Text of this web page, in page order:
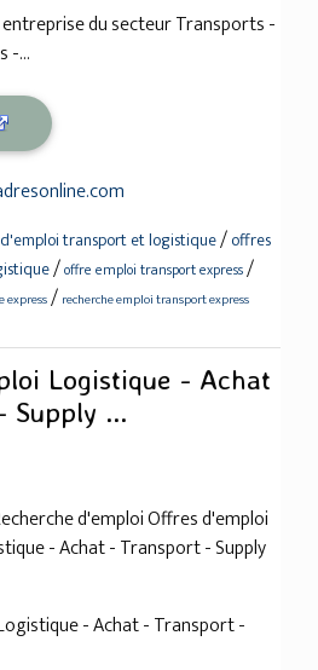
du secteur Transports -
-...
transport et logistique/offres
/offre emploi transport express/
express/ recherche emploi transport express
Logistique - Achat
Supply ...
d'emploi Offres d'emploi
- Achat - Transport - Supply
- Achat - Transport -